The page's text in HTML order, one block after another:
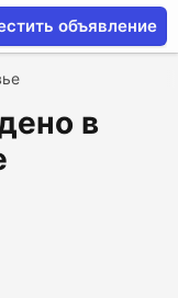
объявление
в